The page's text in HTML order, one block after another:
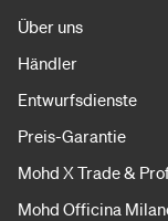
Über uns
Händler
Entwurfsdienste
Preis-Garantie
Mohd X Trade &
Mohd Officina